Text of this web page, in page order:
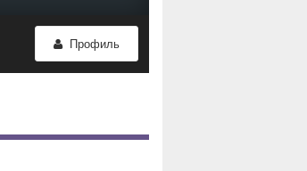
Профиль